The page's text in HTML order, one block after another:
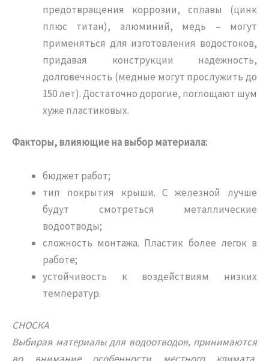
предотвращения коррозии, сплавы (цинк
плюс титан), алюминий, медь – могут
применяться для изготовления водостоков,
придавая конструкции надежность,
долговечность (медные могут прослужить до
150 лет). Достаточно дорогие, поглощают шум
хуже пластиковых.
Факторы, влияющие на выбор материала:
бюджет работ;
тип покрытия крыши. С железной лучше
будут смотреться металлические
водоотводы;
сложность монтажа. Пластик более легок в
работе;
устойчивость к воздействиям низких
температур.
СНОСКА
Выбирая материалы для водоотводов, принимаются